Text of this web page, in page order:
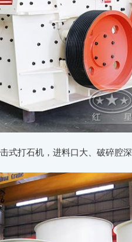
式打石机，进料口大、破碎腔深